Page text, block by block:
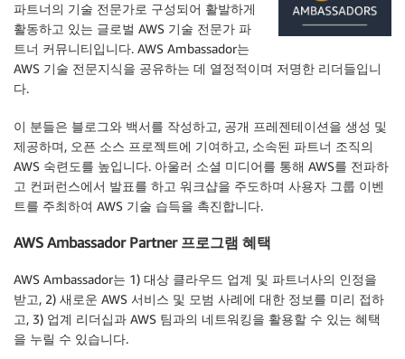
파트너의 기술 전문가로 구성되어 활발하게
활동하고 있는 글로벌 AWS 기술 전문가 파
트너 커뮤니티입니다. AWS Ambassador는
AWS 기술 전문지식을 공유하는 데 열정적이며 저명한 리더들입니
다.
이 분들은 블로그와 백서를 작성하고, 공개 프레젠테이션을 생성 및
제공하며, 오픈 소스 프로젝트에 기여하고, 소속된 파트너 조직의
AWS 숙련도를 높입니다. 아울러 소셜 미디어를 통해 AWS를 전파하
고 컨퍼런스에서 발표를 하고 워크샵을 주도하며 사용자 그룹 이벤
트를 주최하여 AWS 기술 습득을 촉진합니다.
AWS Ambassador Partner 프로그램 혜택
AWS Ambassador는 1) 대상 클라우드 업계 및 파트너사의 인정을
받고, 2) 새로운 AWS 서비스 및 모범 사례에 대한 정보를 미리 접하
고, 3) 업계 리더십과 AWS 팀과의 네트워킹을 활용할 수 있는 혜택
을 누릴 수 있습니다.